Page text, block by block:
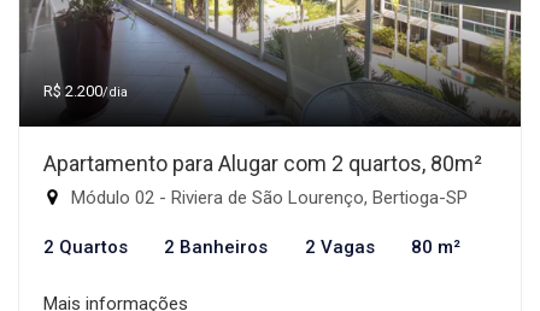
R$ 2.200/dia
Apartamento para Alugar com 2 quartos, 80m²
Módulo 02 - Riviera de São Lourenço, Bertioga-SP
2 Quartos 2 Banheiros 2 Vagas 80 m²
Mais informações